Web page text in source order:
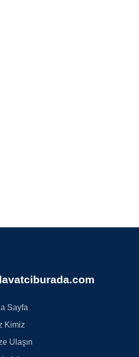
Sayfa
Kimiz
Ulaşın